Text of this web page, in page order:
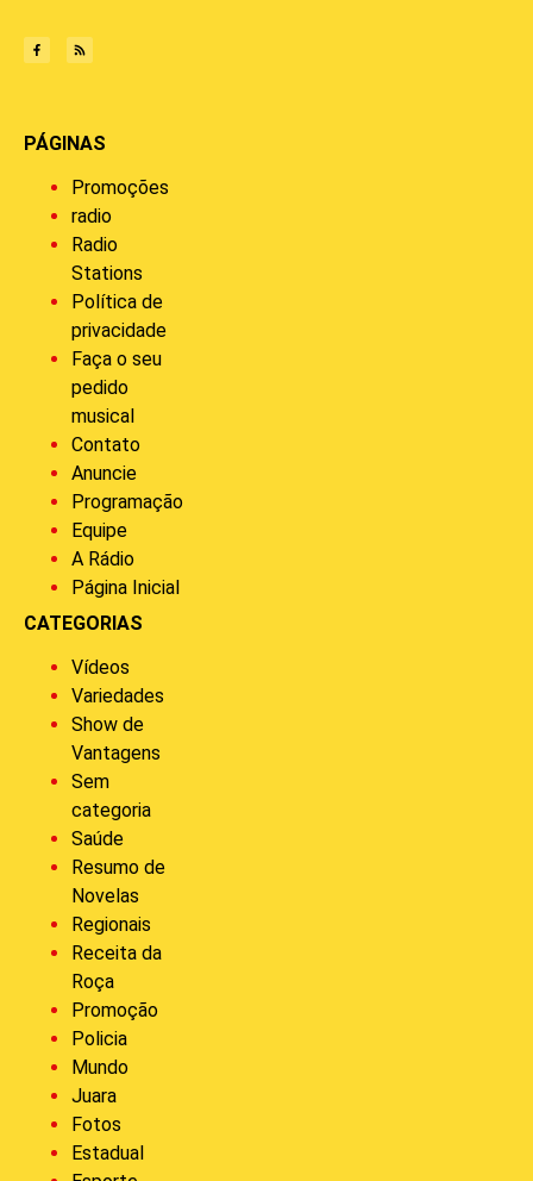
PÁGINAS
Promoções
radio
Radio
Stations
Política de
privacidade
Faça o seu
pedido
musical
Contato
Anuncie
Programação
Equipe
A Rádio
Página Inicial
CATEGORIAS
Vídeos
Variedades
Show de
Vantagens
Sem
categoria
Saúde
Resumo de
Novelas
Regionais
Receita da
Roça
Promoção
Policia
Mundo
Juara
Fotos
Estadual